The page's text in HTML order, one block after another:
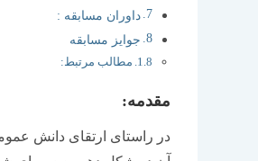
داوران مسابقه :
جوایز مسابقه
مطالب مرتبط:
مقدمه:
در راستای ارتقای دانش